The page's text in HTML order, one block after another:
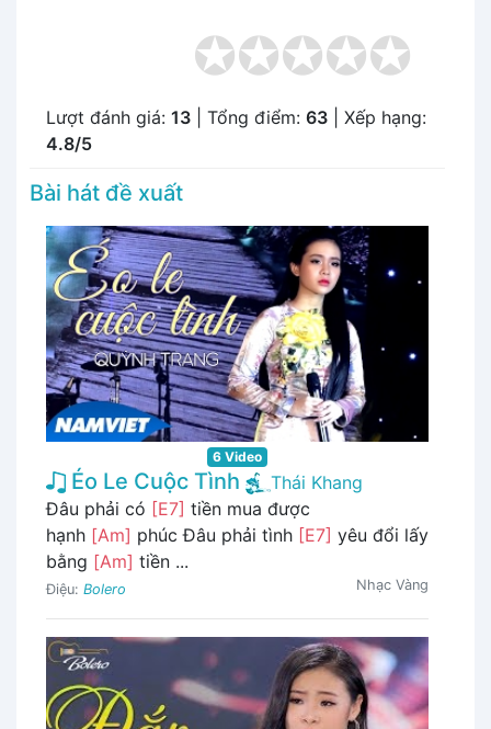
Lượt đánh giá: 13 | Tổng điểm: 63 | Xếp hạng:
4.8/5
Bài hát đề xuất
6 Video
Éo Le Cuộc Tình
Thái Khang
Đâu phải có [E7] tiền mua được
hạnh [Am] phúc Đâu phải tình [E7] yêu đổi lấy
bằng [Am] tiền ...
Điệu: Bolero Nhạc Vàng